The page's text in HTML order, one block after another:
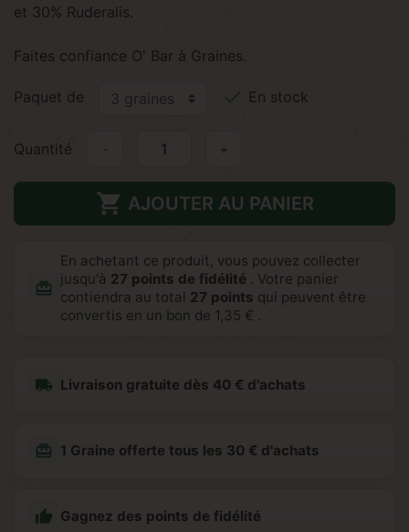
et 30% Ruderalis.
Faites confiance O' Bar à Graines.
Paquet de  En stock
Quantité +
 AJOUTER AU PANIER
redeem
En achetant ce produit, vous pouvez collecter
jusqu'à 27 points de fidélité . Votre panier
contiendra au total 27 points qui peuvent être
convertis en un bon de 1,35 € .
local_shipping Livraison gratuite dès 40 € d'achats
redeem 1 Graine offerte tous les 30 € d'achats
 Gagnez des points de fidélité